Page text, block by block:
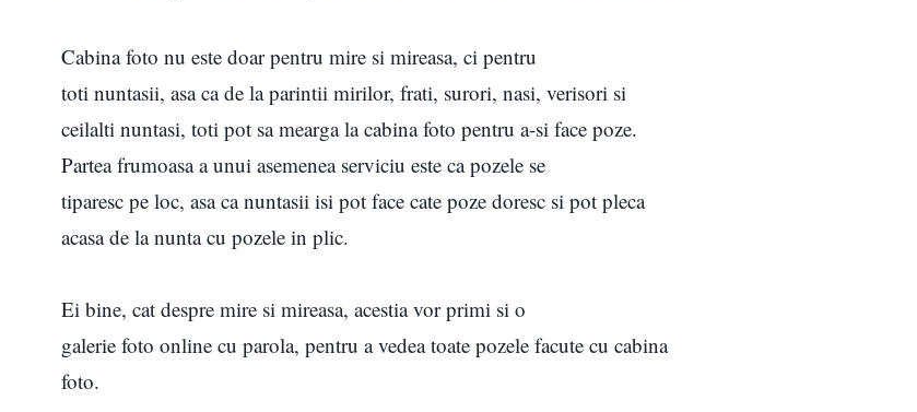
Cabina foto nu este doar pentru mire si mireasa, ci pentru
toti nuntasii, asa ca de la parintii mirilor, frati, surori, nasi, verisori si
ceilalti nuntasi, toti pot sa mearga la cabina foto pentru a-si face poze.
Partea frumoasa a unui asemenea serviciu este ca pozele se
tiparesc pe loc, asa ca nuntasii isi pot face cate poze doresc si pot pleca
acasa de la nunta cu pozele in plic.
Ei bine, cat despre mire si mireasa, acestia vor primi si o
galerie foto online cu parola, pentru a vedea toate pozele facute cu cabina
foto.